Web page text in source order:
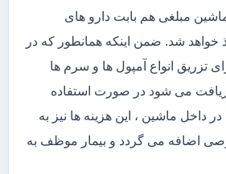
مبلغی هم بابت دارو های
خواهد شد. ضمن اینکه همانطور که در
تزریق انواع آمپول ها و سرم ها
می شود در صورت استفاده
داخل ماشین ، این هزینه ها نیز به
اضافه می گردد و بیمار موظف به